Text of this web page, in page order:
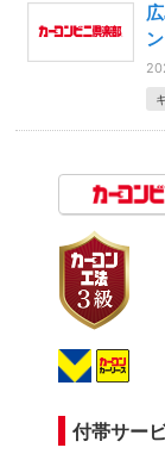
付帯サー